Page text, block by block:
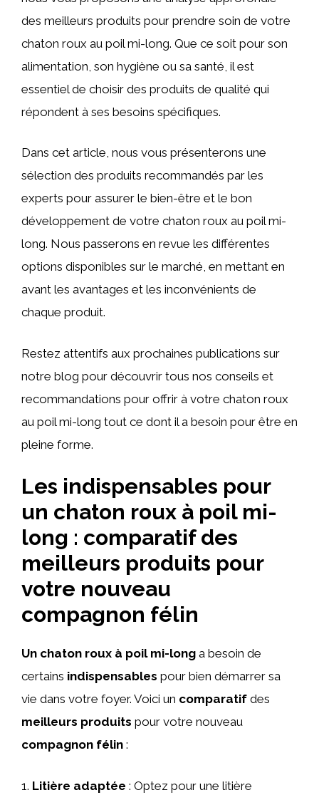
des meilleurs produits pour prendre soin de votre
chaton roux au poil mi-long. Que ce soit pour son
alimentation, son hygiène ou sa santé, il est
essentiel de choisir des produits de qualité qui
répondent à ses besoins spécifiques.
Dans cet article, nous vous présenterons une
sélection des produits recommandés par les
experts pour assurer le bien-être et le bon
développement de votre chaton roux au poil mi-
long. Nous passerons en revue les différentes
options disponibles sur le marché, en mettant en
avant les avantages et les inconvénients de
chaque produit.
Restez attentifs aux prochaines publications sur
notre blog pour découvrir tous nos conseils et
recommandations pour offrir à votre chaton roux
au poil mi-long tout ce dont il a besoin pour être en
pleine forme.
Les indispensables pour
un chaton roux à poil mi-
long : comparatif des
meilleurs produits pour
votre nouveau
compagnon félin
Un chaton roux à poil mi-long a besoin de
certains indispensables pour bien démarrer sa
vie dans votre foyer. Voici un comparatif des
meilleurs produits pour votre nouveau
compagnon félin :
1. Litière adaptée : Optez pour une litière